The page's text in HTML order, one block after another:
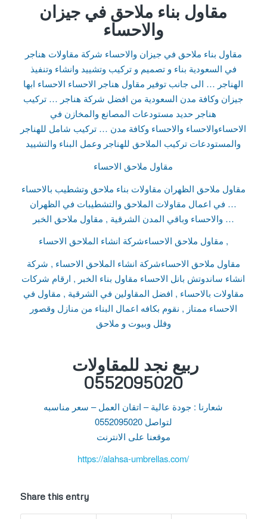
مقاول بناء ملاحق في جيزان
والاحساء
مقاول بناء ملاحق في جيزان والاحساء شركة مقاولات هناجر
في السعودية بناء و تصميم و تركيب وتشييد وانشاء وتنفيذ
الهناجر … الى جانب توفير مقاول هناجر الاحساء الاحساء ابها
جيزان وكافة مدن السعودية من افضل شركة هناجر … تركيب
هناجر حديد مستودعات المصانع والمخازن في
الاحساءوالاحساء والاحساء وكافة مدن … تركيب شامل للهناجر
والمستودعات تركيب الملاحق للهناجر وعمل البناء والتشييد
مقاول ملاحق الاحساء
مقاول ملاحق الظهران مقاولات بناء ملاحق وتشطيب بالاحساء
… في اعمال مقاولات الملاحق والتشطيبات في الظهران
والاحساء وباقي المدن الشرقية , مقاول ملاحق الخبر …
مقاول ملاحق الاحساءشركة انشاء الملاحق الاحساء ,
مقاول ملاحق الاحساءشركة انشاء الملاحق الاحساء , شركة
انشاء ساندوتش بانل الاحساء مقاول بناء الخبر , ارقام شركات
مقاولات بالاحساء , افضل المقاولين في الشرقية , مقاول في
الاحساء ممتاز , نقوم بكافه اعمال البناء من منازل وقصور
وفلل وبيوت و ملاحق
0552095020
شعارنا : جودة عالية – اتقان العمل – سعر مناسبه
لتواصل 0552095020
موقعنا على الانترنت
https://alahsa-umbrellas.com/
Share this entry